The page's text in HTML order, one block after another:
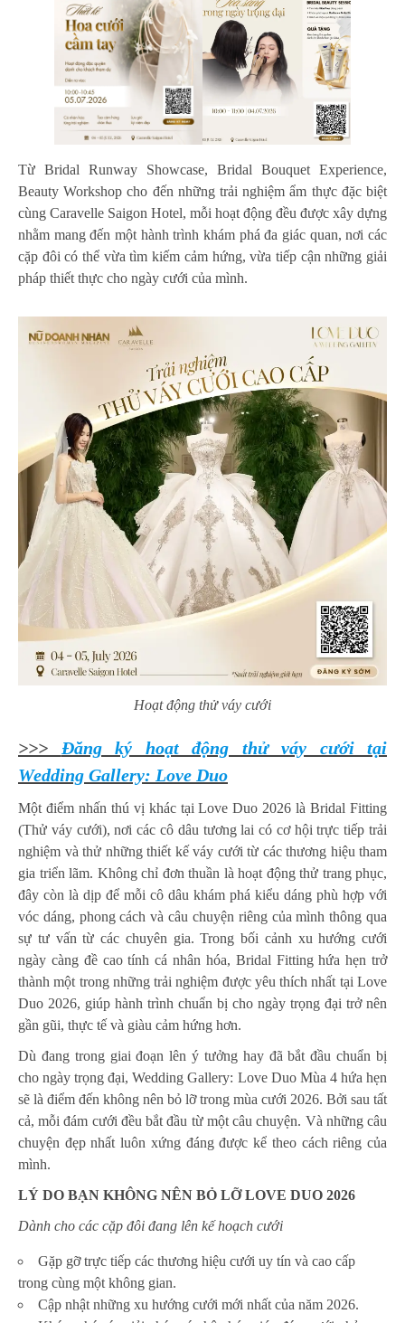
Từ Bridal Runway Showcase, Bridal Bouquet Experience,
Beauty Workshop cho đến những trải nghiệm ẩm thực đặc biệt
cùng Caravelle Saigon Hotel, mỗi hoạt động đều được xây dựng
nhằm mang đến một hành trình khám phá đa giác quan, nơi các
cặp đôi có thể vừa tìm kiếm cảm hứng, vừa tiếp cận những giải
pháp thiết thực cho ngày cưới của mình.
Hoạt động thử váy cưới
>>> Đăng ký hoạt động thử váy cưới tại
Wedding Gallery: Love Duo
Một điểm nhấn thú vị khác tại Love Duo 2026 là Bridal Fitting
(Thử váy cưới), nơi các cô dâu tương lai có cơ hội trực tiếp trải
nghiệm và thử những thiết kế váy cưới từ các thương hiệu tham
gia triển lãm. Không chỉ đơn thuần là hoạt động thử trang phục,
đây còn là dịp để mỗi cô dâu khám phá kiểu dáng phù hợp với
vóc dáng, phong cách và câu chuyện riêng của mình thông qua
sự tư vấn từ các chuyên gia. Trong bối cảnh xu hướng cưới
ngày càng đề cao tính cá nhân hóa, Bridal Fitting hứa hẹn trở
thành một trong những trải nghiệm được yêu thích nhất tại Love
Duo 2026, giúp hành trình chuẩn bị cho ngày trọng đại trở nên
gần gũi, thực tế và giàu cảm hứng hơn.
Dù đang trong giai đoạn lên ý tưởng hay đã bắt đầu chuẩn bị
cho ngày trọng đại, Wedding Gallery: Love Duo Mùa 4 hứa hẹn
sẽ là điểm đến không nên bỏ lỡ trong mùa cưới 2026. Bởi sau tất
cả, mỗi đám cưới đều bắt đầu từ một câu chuyện. Và những câu
chuyện đẹp nhất luôn xứng đáng được kể theo cách riêng của
mình.
LÝ DO BẠN KHÔNG NÊN BỎ LỠ LOVE DUO 2026
Dành cho các cặp đôi đang lên kế hoạch cưới
Gặp gỡ trực tiếp các thương hiệu cưới uy tín và cao cấp
trong cùng một không gian.
Cập nhật những xu hướng cưới mới nhất của năm 2026.